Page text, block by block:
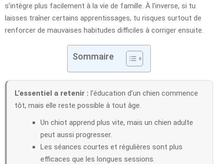
s’intègre plus facilement à la vie de famille. À l’inverse, si tu
laisses traîner certains apprentissages, tu risques surtout de
renforcer de mauvaises habitudes difficiles à corriger ensuite.
Sommaire
L’essentiel a retenir : l’éducation d’un chien commence
tôt, mais elle reste possible à tout âge.
Un chiot apprend plus vite, mais un chien adulte
peut aussi progresser.
Les séances courtes et régulières sont plus
efficaces que les longues sessions.